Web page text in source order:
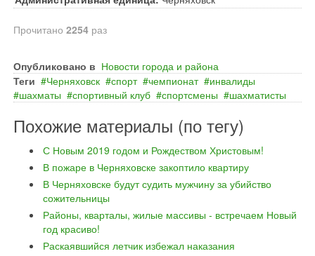
Прочитано 2254 раз
Опубликовано в Новости города и района
Теги
Черняховск спорт чемпионат
инвалиды
шахматы
спортивный клуб спортсмены шахматисты
Похожие материалы (по тегу)
С Новым 2019 годом и Рождеством Христовым!
В пожаре в Черняховске закоптило квартиру
В Черняховске будут судить мужчину за убийство
сожительницы
Районы, кварталы, жилые массивы - встречаем Новый
год красиво!
Раскаявшийся летчик избежал наказания